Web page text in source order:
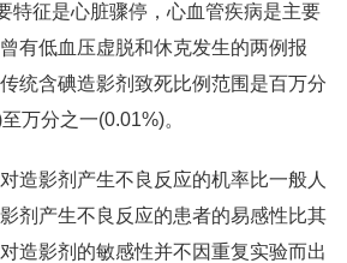
特征是心脏骤停，心血管疾病是主要
有低血压虚脱和休克发生的两例报
统含碘造影剂致死比例范围是百万分
万分之一(0.01%)。
造影剂产生不良反应的机率比一般人
剂产生不良反应的患者的易感性比其
造影剂的敏感性并不因重复实验而出